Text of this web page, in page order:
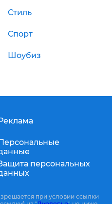
Стиль
Спорт
Шоубиз
персональных
при условии ссылки